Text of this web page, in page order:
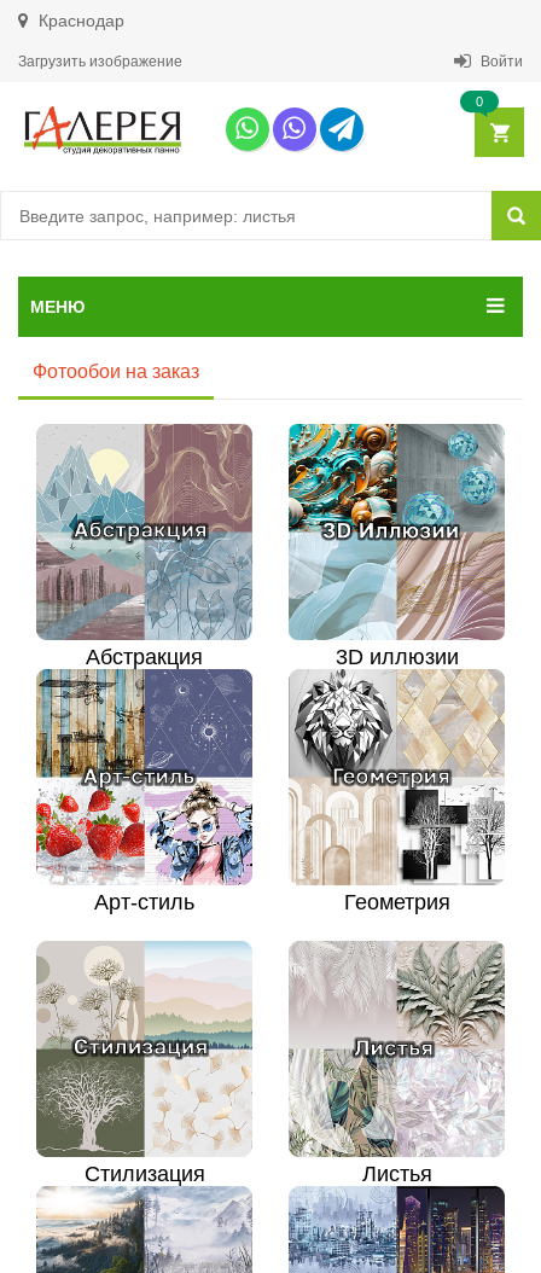
Краснодар
Загрузить изображение Войти
0
МЕНЮ
Фотообои на заказ
Абстракция 3D иллюзии
Арт-стиль Геометрия
Стилизация Листья